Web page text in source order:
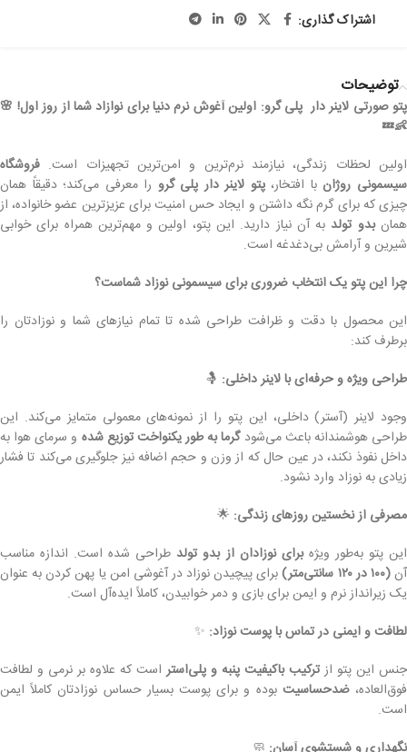
اشتراک گذاری:
توضیحات
پتو صورتی لاینر دار پلی گرو: اولین آغوش نرم دنیا برای نوازاد شما از روز اول! 🌸
👶💤
اولین لحظات زندگی، نیازمند نرم‌ترین و امن‌ترین تجهیزات است. فروشگاه
سیسمونی روژان با افتخار،پتو لاینر دار پلی گرو را معرفی می‌کند؛ دقیقاً همان
چیزی که برای گرم نگه داشتن و ایجاد حس امنیت برای عزیزترین عضو خانواده، از
همانبدو تولد به آن نیاز دارید. این پتو، اولین و مهم‌ترین همراه برای خوابی
شیرین و آرامش بی‌دغدغه است.
چرا این پتو یک انتخاب ضروری برای سیسمونی نوزاد شماست؟
این محصول با دقت و ظرافت طراحی شده تا تمام نیازهای شما و نوزادتان را
برطرف کند:
طراحی ویژه و حرفه‌ای با لاینر داخلی: 🤱
وجود لاینر (آستر) داخلی، این پتو را از نمونه‌های معمولی متمایز می‌کند. این
طراحی هوشمندانه باعث می‌شودگرما به طور یکنواخت توزیع شده و سرمای هوا به
داخل نفوذ نکند، در عین حال که از وزن و حجم اضافه نیز جلوگیری می‌کند تا فشار
زیادی به نوزاد وارد نشود.
مصرفی از نخستین روزهای زندگی: 🌟
این پتو به‌طور ویژهبرای نوزادان از بدو تولد طراحی شده است. اندازه مناسب
آن(۱۰۰ در ۱۲۰ سانتی‌متر)
برای پیچیدن نوزاد در آغوشی امن یا پهن کردن به عنوان
یک زیرانداز نرم و ایمن برای بازی و دمر خوابیدن، کاملاً ایده‌آل است.
لطافت و ایمنی در تماس با پوست نوزاد: ✨
جنس این پتو ازترکیب باکیفیت پنبه و پلی‌استراست که علاوه بر نرمی و لطافت
فوق‌العاده،ضدحساسیت بوده و برای پوست بسیار حساس نوزادتان کاملاً ایمن
است.